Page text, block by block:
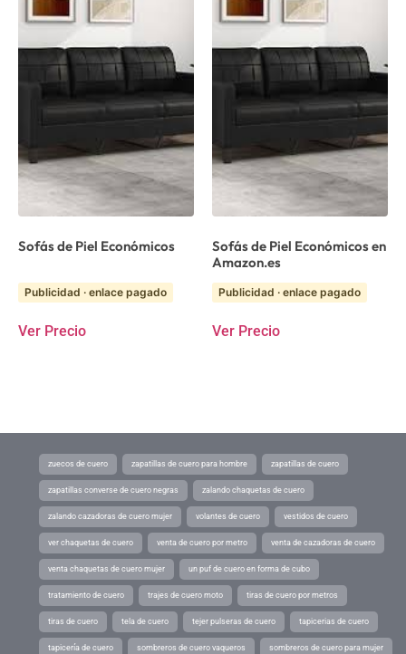
Sofás de Piel Económicos
Publicidad · enlace pagado
Ver Precio
Sofás de Piel Económicos en
Amazon.es
Publicidad · enlace pagado
Ver Precio
zuecos de cuero zapatillas de cuero para hombre zapatillas de cuero
zapatillas converse de cuero negras zalando chaquetas de cuero
zalando cazadoras de cuero mujer volantes de cuero vestidos de cuero
ver chaquetas de cuero venta de cuero por metro venta de cazadoras de cuero
venta chaquetas de cuero mujer un puf de cuero en forma de cubo
tratamiento de cuero trajes de cuero moto tiras de cuero por metros
tiras de cuero tela de cuero tejer pulseras de cuero tapicerias de cuero
tapicería de cuero sombreros de cuero vaqueros sombreros de cuero para mujer